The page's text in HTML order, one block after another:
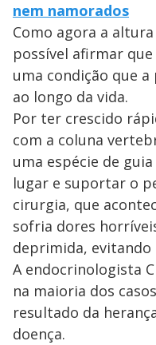
nem namorados
Como agora a
possível afirmar
uma condição que
ao longo da vida.
Por ter crescido
com a coluna
uma espécie de
lugar e suportar o
cirurgia, que
sofria dores
deprimida, evitando
A endocrinologista
na maioria dos
resultado da
doença.